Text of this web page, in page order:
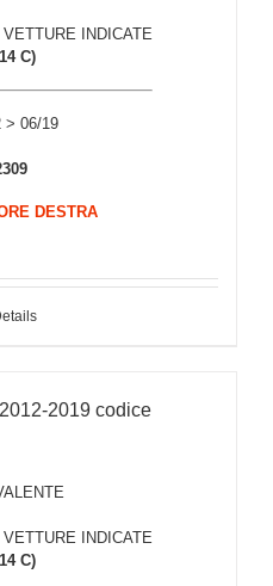
INDICATE
C)
> 06/19
DESTRA
2019 codice
INDICATE
C)